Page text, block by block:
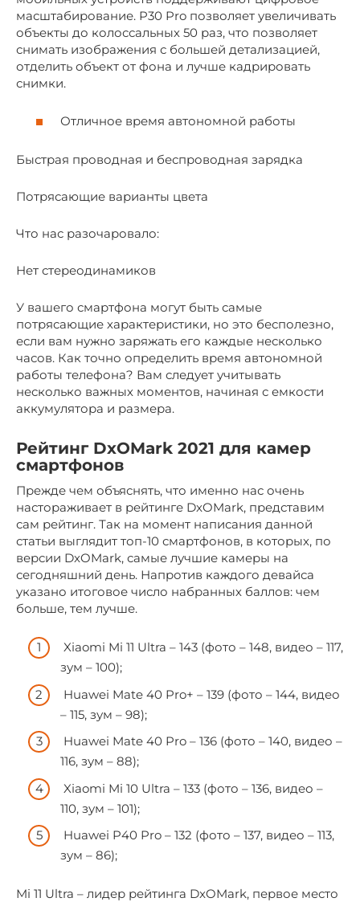
масштабирование. P30 Pro позволяет увеличивать
объекты до колоссальных 50 раз, что позволяет
снимать изображения с большей детализацией,
отделить объект от фона и лучше кадрировать
снимки.
Отличное время автономной работы
Быстрая проводная и беспроводная зарядка
Потрясающие варианты цвета
Что нас разочаровало:
Нет стереодинамиков
У вашего смартфона могут быть самые
потрясающие характеристики, но это бесполезно,
если вам нужно заряжать его каждые несколько
часов. Как точно определить время автономной
работы телефона? Вам следует учитывать
несколько важных моментов, начиная с емкости
аккумулятора и размера.
Рейтинг DxOMark 2021 для камер
смартфонов
Прежде чем объяснять, что именно нас очень
настораживает в рейтинге DxOMark, представим
сам рейтинг. Так на момент написания данной
статьи выглядит топ-10 смартфонов, в которых, по
версии DxOMark, самые лучшие камеры на
сегодняшний день. Напротив каждого девайса
указано итоговое число набранных баллов: чем
больше, тем лучше.
Xiaomi Mi 11 Ultra – 143 (фото – 148, видео – 117,
зум – 100);
Huawei Mate 40 Pro+ – 139 (фото – 144, видео
– 115, зум – 98);
Huawei Mate 40 Pro – 136 (фото – 140, видео –
116, зум – 88);
Xiaomi Mi 10 Ultra – 133 (фото – 136, видео –
110, зум – 101);
Huawei P40 Pro – 132 (фото – 137, видео – 113,
зум – 86);
Mi 11 Ultra – лидер рейтинга DxOMark, первое место